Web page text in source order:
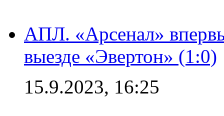
АПЛ. «Арсенал»
выезде «Эвертон» (1:0)
15.9.2023, 16:25